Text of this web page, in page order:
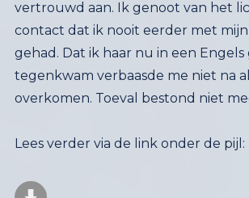
vertrouwd aan. Ik genoot van het
contact dat ik nooit eerder met
gehad. Dat ik haar nu in een
tegenkwam verbaasde me niet na
overkomen. Toeval bestond niet
Lees verder via de link onder de pijl: